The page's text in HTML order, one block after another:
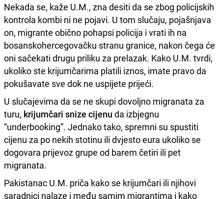
Nekada se, kaže U.M., zna desiti da se zbog policijskih
kontrola kombi ni ne pojavi. U tom slučaju, pojašnjava
on, migrante obično pohapsi policija i vrati ih na
bosanskohercegovačku stranu granice, nakon čega će
oni sačekati drugu priliku za prelazak. Kako U.M. tvrdi,
ukoliko ste krijumčarima platili iznos, imate pravo da
pokušavate sve dok ne uspijete prijeći.
U slučajevima da se ne skupi dovoljno migranata za
turu, krijumčari snize cijenu da izbjegnu
“underbooking”. Jednako tako, spremni su spustiti
cijenu za po nekih stotinu ili dvjesto eura ukoliko se
dogovara prijevoz grupe od barem četiri ili pet
migranata.
Pakistanac U.M. priča kako se krijumčari ili njihovi
saradnici nalaze i među samim migrantima i kako